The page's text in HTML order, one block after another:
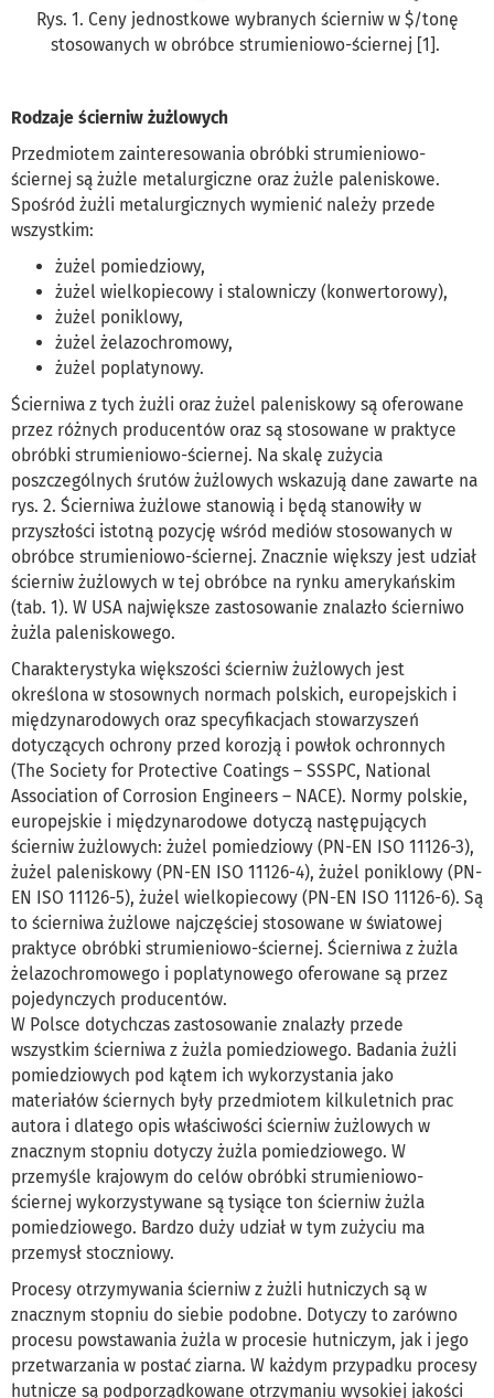
Rys. 1. Ceny jednostkowe wybranych ścierniw w $/tonę
stosowanych w obróbce strumieniowo-ściernej [1].
Rodzaje ścierniw żużlowych
Przedmiotem zainteresowania obróbki strumieniowo-
ściernej są żużle metalurgiczne oraz żużle paleniskowe.
Spośród żużli metalurgicznych wymienić należy przede
wszystkim:
żużel pomiedziowy,
żużel wielkopiecowy i stalowniczy (konwertorowy),
żużel poniklowy,
żużel żelazochromowy,
żużel poplatynowy.
Ścierniwa z tych żużli oraz żużel paleniskowy są oferowane
przez różnych producentów oraz są stosowane w praktyce
obróbki strumieniowo-ściernej. Na skalę zużycia
poszczególnych śrutów żużlowych wskazują dane zawarte na
rys. 2. Ścierniwa żużlowe stanowią i będą stanowiły w
przyszłości istotną pozycję wśród mediów stosowanych w
obróbce strumieniowo-ściernej. Znacznie większy jest udział
ścierniw żużlowych w tej obróbce na rynku amerykańskim
(tab. 1). W USA największe zastosowanie znalazło ścierniwo
żużla paleniskowego.
Charakterystyka większości ścierniw żużlowych jest
określona w stosownych normach polskich, europejskich i
międzynarodowych oraz specyfikacjach stowarzyszeń
dotyczących ochrony przed korozją i powłok ochronnych
(The Society for Protective Coatings – SSSPC, National
Association of Corrosion Engineers – NACE). Normy polskie,
europejskie i międzynarodowe dotyczą następujących
ścierniw żużlowych: żużel pomiedziowy (PN-EN ISO 11126-3),
żużel paleniskowy (PN-EN ISO 11126-4), żużel poniklowy (PN-
EN ISO 11126-5), żużel wielkopiecowy (PN-EN ISO 11126-6). Są
to ścierniwa żużlowe najczęściej stosowane w światowej
praktyce obróbki strumieniowo-ściernej. Ścierniwa z żużla
żelazochromowego i poplatynowego oferowane są przez
pojedynczych producentów.
W Polsce dotychczas zastosowanie znalazły przede
wszystkim ścierniwa z żużla pomiedziowego. Badania żużli
pomiedziowych pod kątem ich wykorzystania jako
materiałów ściernych były przedmiotem kilkuletnich prac
autora i dlatego opis właściwości ścierniw żużlowych w
znacznym stopniu dotyczy żużla pomiedziowego. W
przemyśle krajowym do celów obróbki strumieniowo-
ściernej wykorzystywane są tysiące ton ścierniw żużla
pomiedziowego. Bardzo duży udział w tym zużyciu ma
przemysł stoczniowy.
Procesy otrzymywania ścierniw z żużli hutniczych są w
znacznym stopniu do siebie podobne. Dotyczy to zarówno
procesu powstawania żużla w procesie hutniczym, jak i jego
przetwarzania w postać ziarna. W każdym przypadku procesy
hutnicze są podporządkowane otrzymaniu wysokiej jakości